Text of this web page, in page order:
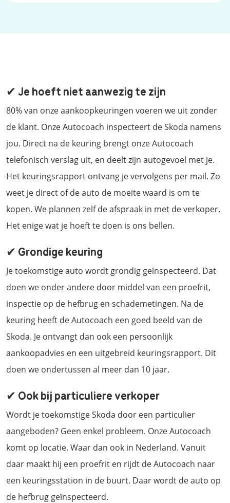
✔ Je hoeft niet aanwezig te zijn
80% van onze aankoopkeuringen voeren we uit zonder
de klant. Onze Autocoach inspecteert de Skoda namens
jou. Direct na de keuring brengt onze Autocoach
telefonisch verslag uit, en deelt zijn autogevoel met je.
Het keuringsrapport ontvang je vervolgens per mail. Zo
weet je direct of de auto de moeite waard is om te
kopen. We plannen zelf de afspraak in met de verkoper.
Het enige wat je hoeft te doen is ons bellen.
✔ Grondige keuring
Je toekomstige auto wordt grondig geïnspecteerd. Dat
doen we onder andere door middel van een proefrit,
inspectie op de hefbrug en schademetingen. Na de
keuring heeft de Autocoach een goed beeld van de
Skoda. Je ontvangt dan ook een persoonlijk
aankoopadvies en een uitgebreid keuringsrapport. Dit
doen we ondertussen al meer dan 10 jaar.
✔ Ook bij particuliere verkoper
Wordt je toekomstige Skoda door een particulier
aangeboden? Geen enkel probleem. Onze Autocoach
komt op locatie. Waar dan ook in Nederland. Vanuit
daar maakt hij een proefrit en rijdt de Autocoach naar
een keuringsstation in de buurt. Daar wordt de auto op
de hefbrug geïnspecteerd.